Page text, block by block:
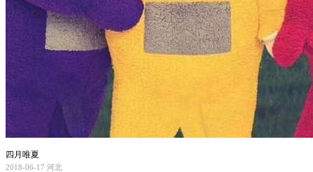
四月唯夏
2018-06-17 河北